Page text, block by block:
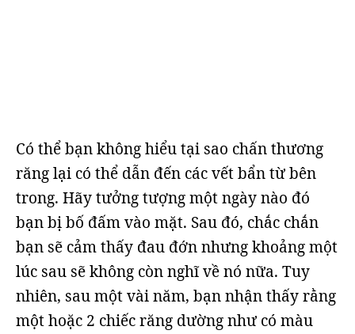
Có thể bạn không hiểu tại sao chấn thương
răng lại có thể dẫn đến các vết bẩn từ bên
trong. Hãy tưởng tượng một ngày nào đó
bạn bị bố đấm vào mặt. Sau đó, chắc chắn
bạn sẽ cảm thấy đau đớn nhưng khoảng một
lúc sau sẽ không còn nghĩ về nó nữa. Tuy
nhiên, sau một vài năm, bạn nhận thấy rằng
một hoặc 2 chiếc răng dường như có màu